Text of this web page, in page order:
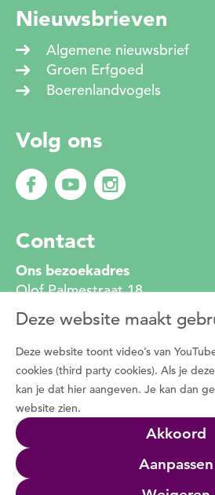
Deze website maakt
Deze website toont video’s van
cookies (third party cookies). Als je
kan je dat hier aangeven. Je kan dan
website zien.
Akkoord
Aanpassen
Nieuwsbrieven
Algemene nieuwsbrief
Groen Erfgoed
Boerenlandvogels
Volg ons
Contact
Ons bezoekadres
Olof Palmestraat 18
2616 LR Delft
010 272 2222
info@degroenemotorzh.nl
Wat is De Groene
Duizenden vrijwilligers zetten
voor de natuur, het groen in
natuurbeleving met bewoners.
Groene Motor faciliteert deze